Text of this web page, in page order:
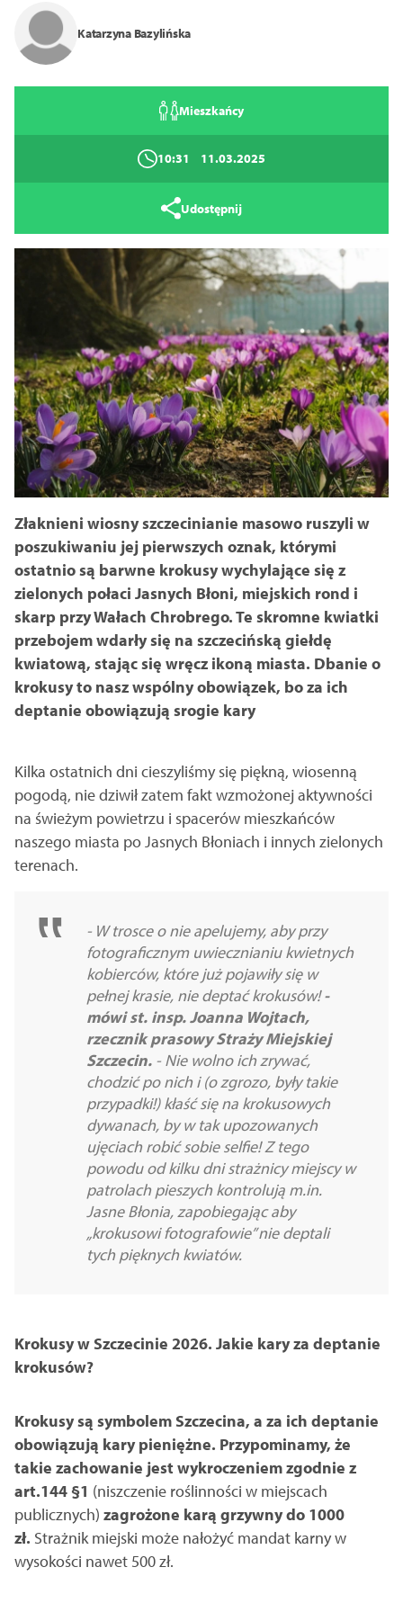
Katarzyna Bazylińska
Mieszkańcy
10:31 11.03.2025
Udostępnij
Złaknieni wiosny szczecinianie masowo ruszyli w
poszukiwaniu jej pierwszych oznak, którymi
ostatnio są barwne krokusy wychylające się z
zielonych połaci Jasnych Błoni, miejskich rond i
skarp przy Wałach Chrobrego. Te skromne kwiatki
przebojem wdarły się na szczecińską giełdę
kwiatową, stając się wręcz ikoną miasta. Dbanie o
krokusy to nasz wspólny obowiązek, bo za ich
deptanie obowiązują srogie kary
Kilka ostatnich dni cieszyliśmy się piękną, wiosenną
pogodą, nie dziwił zatem fakt wzmożonej aktywności
na świeżym powietrzu i spacerów mieszkańców
naszego miasta po Jasnych Błoniach i innych zielonych
terenach.
- W trosce o nie apelujemy, aby przy
fotograficznym uwiecznianiu kwietnych
kobierców, które już pojawiły się w
pełnej krasie, nie deptać krokusów!-
mówi st. insp. Joanna Wojtach,
rzecznik prasowy Straży Miejskiej
Szczecin. - Nie wolno ich zrywać,
chodzić po nich i (o zgrozo, były takie
przypadki!) kłaść się na krokusowych
dywanach, by w tak upozowanych
ujęciach robić sobie selfie! Z tego
powodu od kilku dni strażnicy miejscy w
patrolach pieszych kontrolują m.in.
Jasne Błonia, zapobiegając aby
„krokusowi fotografowie” nie deptali
tych pięknych kwiatów.
Krokusy w Szczecinie 2026. Jakie kary za deptanie
krokusów?
Krokusy są symbolem Szczecina, a za ich deptanie
obowiązują kary pieniężne. Przypominamy, że
takie zachowanie jest wykroczeniem zgodnie z
art.144 §1 (niszczenie roślinności w miejscach
publicznych) zagrożone karą grzywny do 1000
zł. Strażnik miejski może nałożyć mandat karny w
wysokości nawet 500 zł.